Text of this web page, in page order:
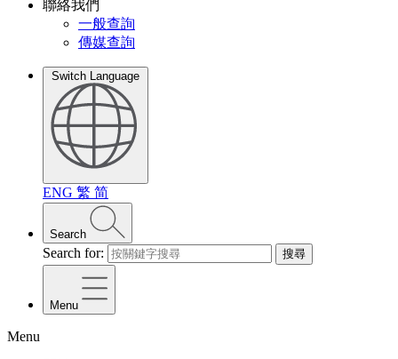
聯絡我們
一般查詢
傳媒查詢
Switch Language
ENG 繁 简
Search
Search for: 搜尋
Menu
Menu